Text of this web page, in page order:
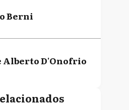
Berni
Alberto D'Onofrio